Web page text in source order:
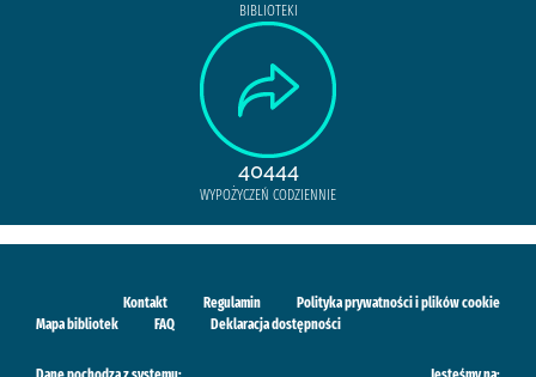
BIBLIOTEKI
40444
WYPOŻYCZEŃ CODZIENNIE
Kontakt Regulamin
Polityka prywatności i plików cookie
Mapa bibliotek
FAQ Deklaracja dostępności